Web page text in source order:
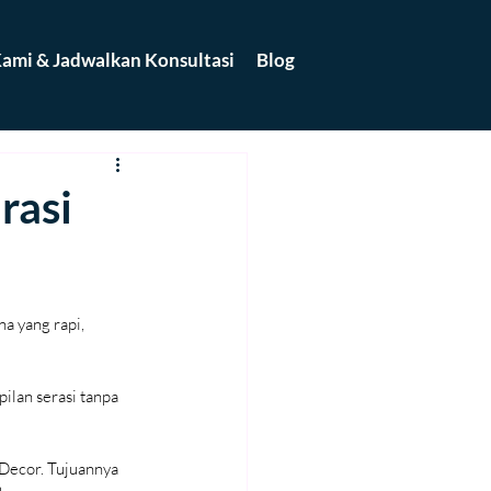
& Jadwalkan Konsultasi Blog
yang rapi,
serasi tanpa
Tujuannya